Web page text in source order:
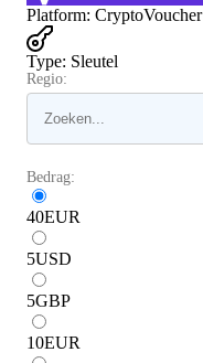
Platform: CryptoVoucher
Type: Sleutel
Regio:
Bedrag:
40EUR
5USD
5GBP
10EUR